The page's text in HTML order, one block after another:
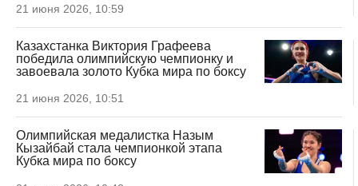
21 июня 2026, 10:59
Казахстанка Виктория Графеева
победила олимпийскую чемпионку и
завоевала золото Кубка мира по боксу
21 июня 2026, 10:51
Олимпийская медалистка Назым
Кызайбай стала чемпионкой этапа
Кубка мира по боксу